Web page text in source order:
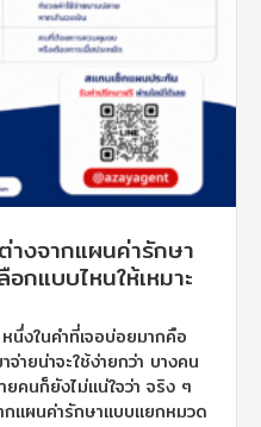
างจากแผนค่ารักษา
กแบบไหนให้เหมาะ
นึ่งในคำที่เจอบ่อยมากคือ
จ่ายน่าจะใช้ง่ายกว่า บางคน
คนก็ยังไม่แน่ใจว่า จริง ๆ
กแผนค่ารักษาแบบแยกหมวด